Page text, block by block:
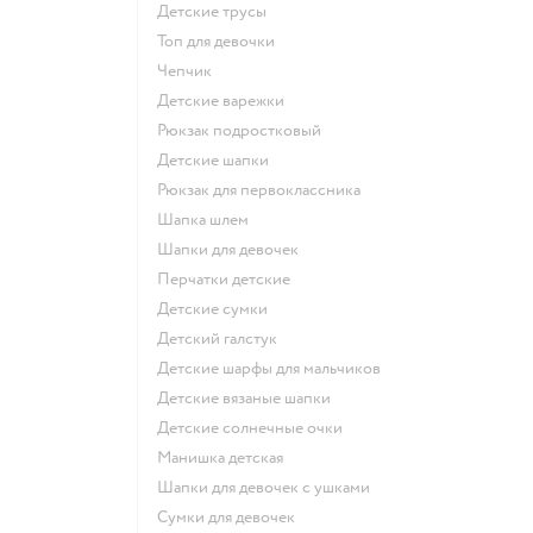
Детские трусы
Топ для девочки
Чепчик
Детские варежки
Рюкзак подростковый
Детские шапки
Рюкзак для первоклассника
Шапка шлем
Шапки для девочек
Перчатки детские
Детские сумки
Детский галстук
Детские шарфы для мальчиков
Детские вязаные шапки
Детские солнечные очки
Манишка детская
Шапки для девочек с ушками
Сумки для девочек